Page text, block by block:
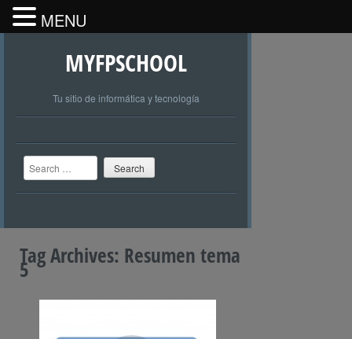
MYFPSCHOOL
Tu sitio de informática y tecnología
Search
Tag Archives: Resumen tema
5
MENU